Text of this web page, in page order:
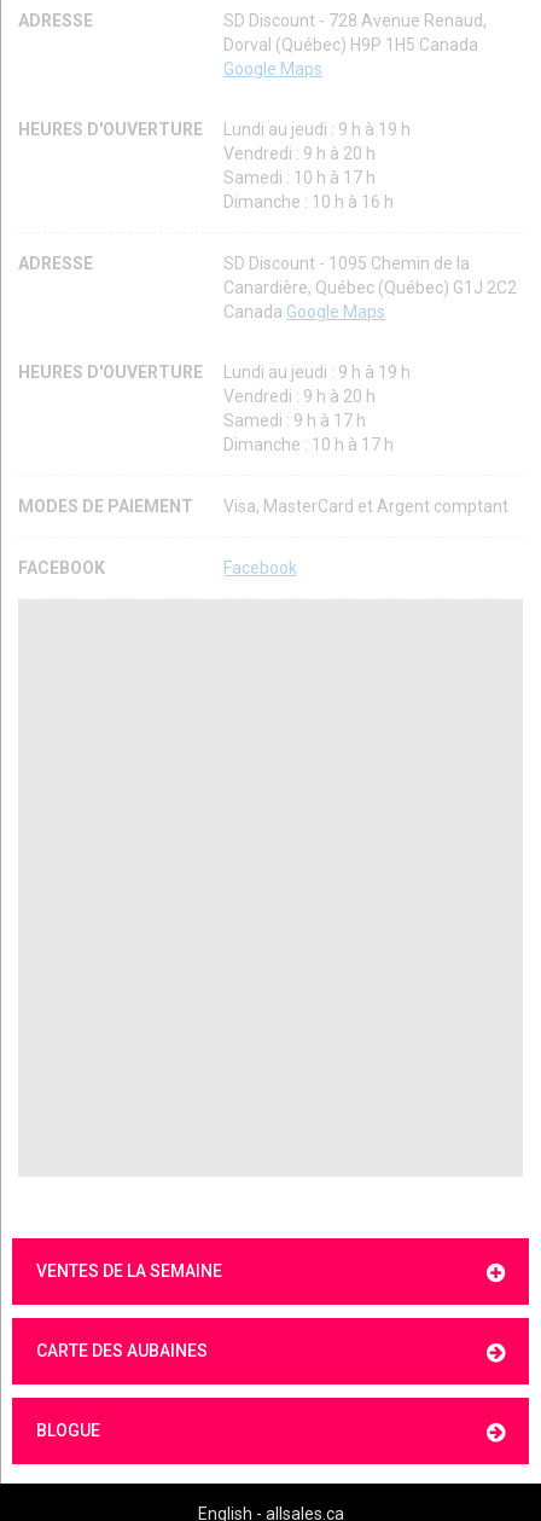
ADRESSE
SD Discount - 728 Avenue Renaud,
Dorval (Québec) H9P 1H5 Canada
Google Maps
HEURES D'OUVERTURE
Lundi au jeudi : 9 h à 19 h
Vendredi : 9 h à 20 h
Samedi : 10 h à 17 h
Dimanche : 10 h à 16 h
ADRESSE
SD Discount - 1095 Chemin de la
Canardière, Québec (Québec) G1J 2C2
Canada Google Maps
HEURES D'OUVERTURE
Lundi au jeudi : 9 h à 19 h
Vendredi : 9 h à 20 h
Samedi : 9 h à 17 h
Dimanche : 10 h à 17 h
MODES DE PAIEMENT Visa, MasterCard et Argent comptant
FACEBOOK Facebook
VENTES DE LA SEMAINE
CARTE DES AUBAINES
BLOGUE
English - allsales.ca